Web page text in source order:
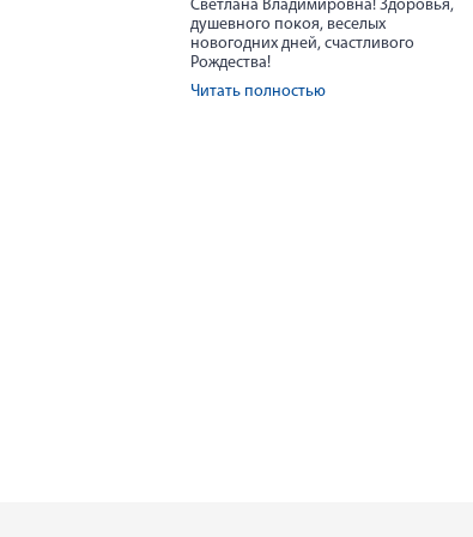
Светлана Владимировна! Здоровья,
душевного покоя, веселых
новогодних дней, счастливого
Рождества!
Читать полностью